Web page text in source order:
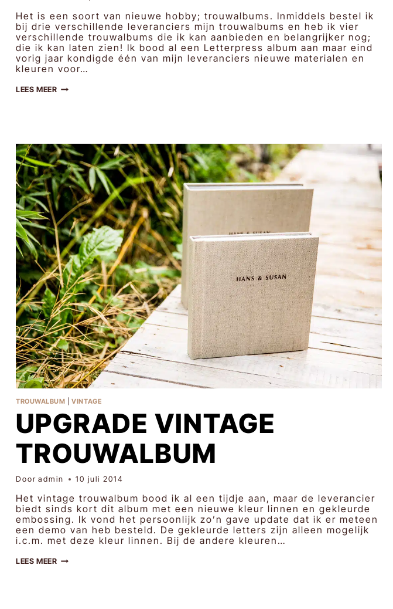
Het is een soort van nieuwe hobby; trouwalbums. Inmiddels bestel ik
bij drie verschillende leveranciers mijn trouwalbums en heb ik vier
verschillende trouwalbums die ik kan aanbieden en belangrijker nog;
die ik kan laten zien! Ik bood al een Letterpress album aan maar eind
vorig jaar kondigde één van mijn leveranciers nieuwe materialen en
kleuren voor…
LEES MEERNIEUW
LETTERPRESS
TROUWALBUM |VINTAGE
UPGRADE VINTAGE
TROUWALBUM
Door admin 10 juli 2014
Het vintage trouwalbum bood ik al een tijdje aan, maar de leverancier
biedt sinds kort dit album met een nieuwe kleur linnen en gekleurde
embossing. Ik vond het persoonlijk zo’n gave update dat ik er meteen
een demo van heb besteld. De gekleurde letters zijn alleen mogelijk
i.c.m. met deze kleur linnen. Bij de andere kleuren…
LEES MEERUPGRADE
VINTAGE